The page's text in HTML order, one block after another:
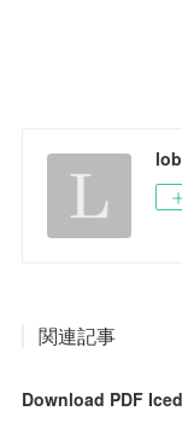
関連記事
Download PDF